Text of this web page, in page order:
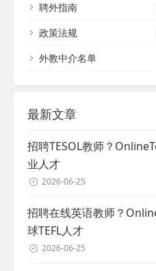
的薪酬、便
遇等。 合理
的工作量在
聘外指南
政策法规
外教中介名单
最新文章
招聘TESOL教师？
业人才
2026-06-25
招聘在线英语教师？
球TEFL人才
2026-06-25